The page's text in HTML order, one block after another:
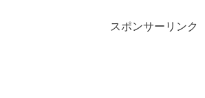
スポンサーリンク